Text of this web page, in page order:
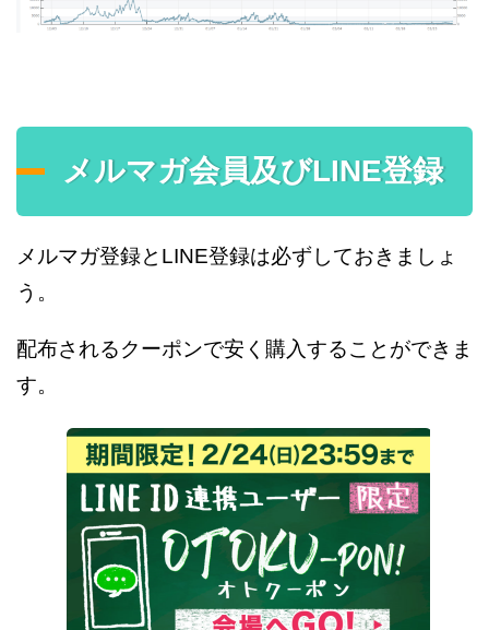
メルマガ会員及びLINE登録
メルマガ登録とLINE登録は必ずしておきましょ
う。
配布されるクーポンで安く購入することができま
す。